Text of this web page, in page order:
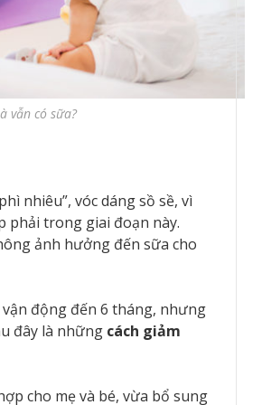
vẫn có sữa?
nhiêu”, vóc dáng sồ sề, vì
phải trong giai đoạn này.
ảnh hưởng đến sữa cho
động đến 6 tháng, nhưng
đây là những cách giảm
cho mẹ và bé, vừa bổ sung